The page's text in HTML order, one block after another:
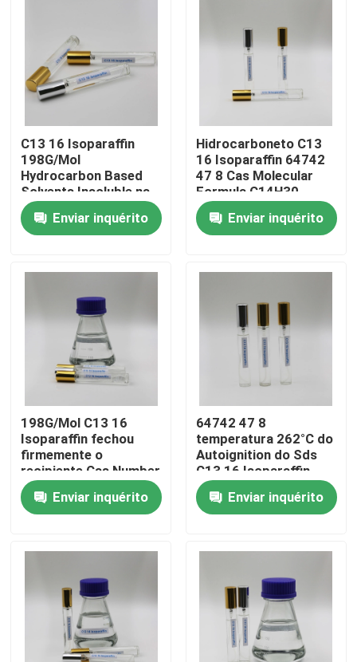
Casa
Sobre nós
Controle da qualidade
Contacte-nos
Notícia
Casos
Líquido de Isoparaffin
C13 16 Isoparaffin
198G/Mol
Hydrocarbon Based
Solvents Insoluble na
água
Enviar inquérito
Hidrocarboneto C13
16 Isoparaffin 64742
47 8 Cas Molecular
Formula C14H30
Enviar inquérito
198G/Mol C13 16
Isoparaffin fechou
firmemente o
recipiente Cas Number
64742 47 8
Enviar inquérito
64742 47 8
temperatura 262°C do
Autoignition do Sds
C13 16 Isoparaffin
para a limpeza
industrialEnviar inquérito